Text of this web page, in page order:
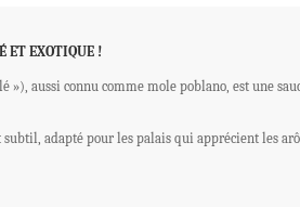
ET EXOTIQUE !
aussi connu comme mole poblano, est une
subtil, adapté pour les palais qui apprécient les